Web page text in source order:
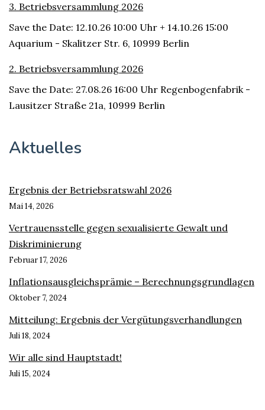
3. Betriebsversammlung 2026
Save the Date: 12.10.26 10:00 Uhr + 14.10.26 15:00
Aquarium - Skalitzer Str. 6, 10999 Berlin
2. Betriebsversammlung 2026
Save the Date: 27.08.26 16:00 Uhr Regenbogenfabrik -
Lausitzer Straße 21a, 10999 Berlin
Aktuelles
Ergebnis der Betriebsratswahl 2026
Mai 14, 2026
Vertrauensstelle gegen sexualisierte Gewalt und
Diskriminierung
Februar 17, 2026
Inflationsausgleichsprämie – Berechnungsgrundlagen
Oktober 7, 2024
Mitteilung: Ergebnis der Vergütungsverhandlungen
Juli 18, 2024
Wir alle sind Hauptstadt!
Juli 15, 2024